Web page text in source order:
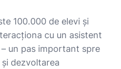
100.000 de elevi și
cu un asistent
un pas important spre
dezvoltarea